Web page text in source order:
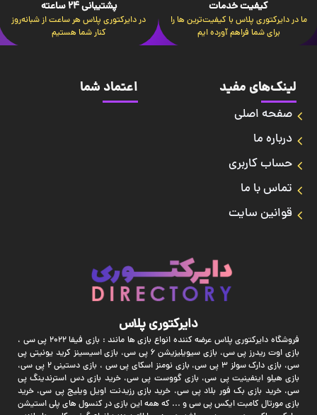
کیفیت خدمات
ما در دایرکتوری پلاس با کیفیت‌ترین ها را
برای شما فراهم آورده ایم
پشتیبانی 24 ساعته
در دایرکتوری پلاس هر ساعت از شبانه‌روز
کنار شما هستیم
لینک‌های مفید
صفحه اصلی
درباره ما
حساب کاربری
تماس با ما
قوانین سایت
اعتماد شما
دایرکتوری پلاس
فروشگاه دایرکتوری پلاس عرضه کننده انواع بازی ها مانند : بازی فیفا 2022 پی سی ،
بازی اوت ریدرز پی سی، بازی سیویلیزیشن 6 پی سی، بازی اسیسینز کرید یونیتی پی
سی، بازی دارک سولز 3 پی سی، بازی نومنز اسکای پی سی ، بازی دستینی 2 پی سی،
بازی هیلو اینفینیت پی سی، بازی گووست پی سی، خرید بازی دس استرندینگ پی
سی، خرید بازی بک فور بلاد پی سی، خرید بازی رزیدنت اویل ویلیج پی سی، خرید
بازی مورتال کامبت ایکس پی سی و ... که همه این بازی در کنسول های پلی استیشن